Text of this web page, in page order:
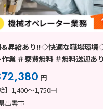
&昇給あり!!◇快適な職場環境
作業 ＃寮費無料 ＃無料送迎あ
男性活躍中 ＜島根県出雲市＞
円
】1,400～1,750円
出雲市